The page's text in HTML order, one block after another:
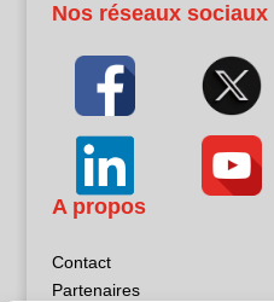
Nos réseaux sociaux
A propos
Contact
Partenaires